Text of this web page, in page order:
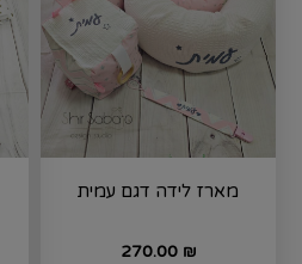
מארז לידה דגם עמית
270.00 ₪